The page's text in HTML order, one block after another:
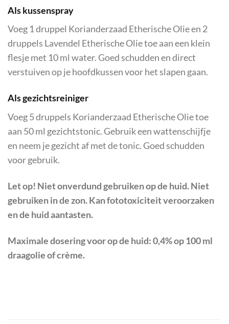
Als kussenspray
Voeg 1 druppel Korianderzaad Etherische Olie en 2
druppels Lavendel Etherische Olie toe aan een klein
flesje met 10 ml water. Goed schudden en direct
verstuiven op je hoofdkussen voor het slapen gaan.
Als gezichtsreiniger
Voeg 5 druppels Korianderzaad Etherische Olie toe
aan 50 ml gezichtstonic. Gebruik een wattenschijfje
en neem je gezicht af met de tonic. Goed schudden
voor gebruik.
Let op! Niet onverdund gebruiken op de huid. Niet
gebruiken in de zon. Kan fototoxiciteit veroorzaken
en de huid aantasten.
Maximale dosering voor op de huid: 0,4% op 100 ml
draagolie of crème.